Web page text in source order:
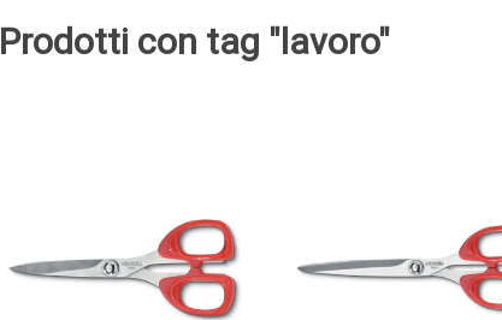
Prodotti con tag "lavoro"